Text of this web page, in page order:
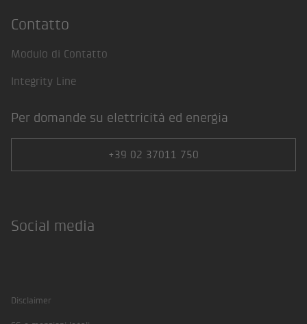
Contatto
Modulo di Contatto
Integrity Line
Per domande su elettricità ed energia
+39 02 37011 750
Social media
Disclaimer